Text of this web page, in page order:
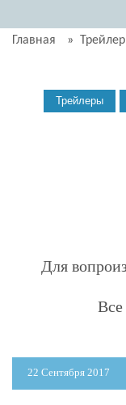
Главная »
Для
22 Сентября 2017